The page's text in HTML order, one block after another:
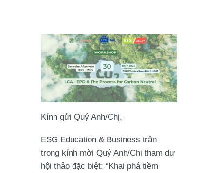
Kính gửi Quý Anh/Chị,
ESG Education & Business trân
trọng kính mời Quý Anh/Chị tham dự
hội thảo đặc biệt: “Khai phá tiềm